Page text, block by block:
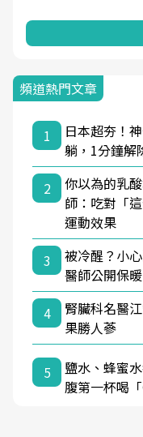
頻道熱門文章
1
日本超夯！
躺，1分鐘解
2
你以為的乳
師：吃對「
運動效果
3
被冷醒？小
醫師公開保
4
腎臟科名醫
果勝人蔘
5
鹽水、蜂蜜
腹第一杯喝